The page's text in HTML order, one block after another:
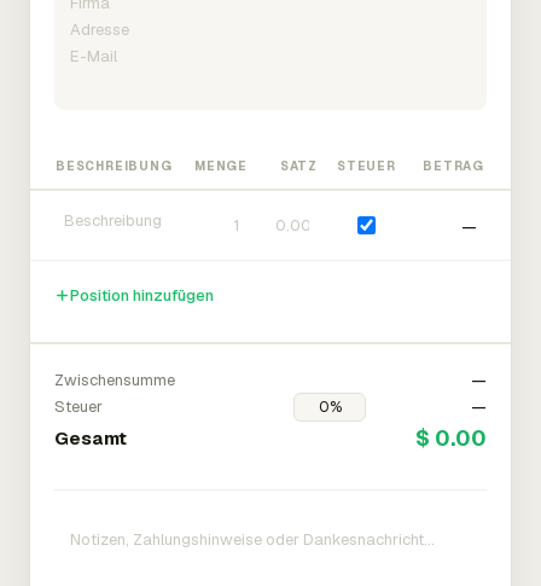
BESCHREIBUNG MENGE SATZ STEUER BETRAG
—
Position hinzufügen
Zwischensumme
—
Steuer
—
Gesamt $ 0.00